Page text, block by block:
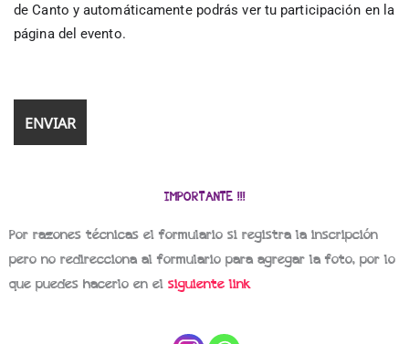
de Canto y automáticamente podrás ver tu participación en la
página del evento.
IMPORTANTE !!!
Por razones técnicas el formulario si registra la inscripción
pero no redirecciona al formulario para agregar la foto, por lo
que puedes hacerlo en el siguiente link